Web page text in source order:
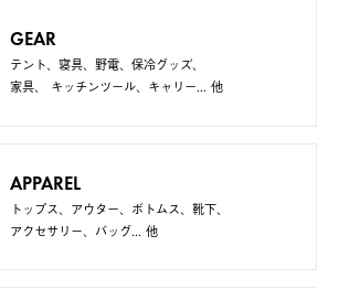
GEAR
テント、寝具、野電、保冷グッズ、
家具、
キッチンツール、キャリー... 他
APPAREL
トップス、アウター、ボトムス、靴下、
アクセサリー、バッグ... 他